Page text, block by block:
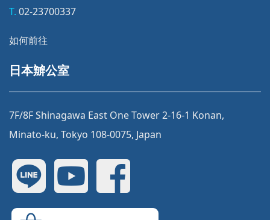
T. 02-23700337
如何前往
日本辧公室
7F/8F Shinagawa East One Tower 2-16-1 Konan,
Minato-ku, Tokyo 108-0075, Japan